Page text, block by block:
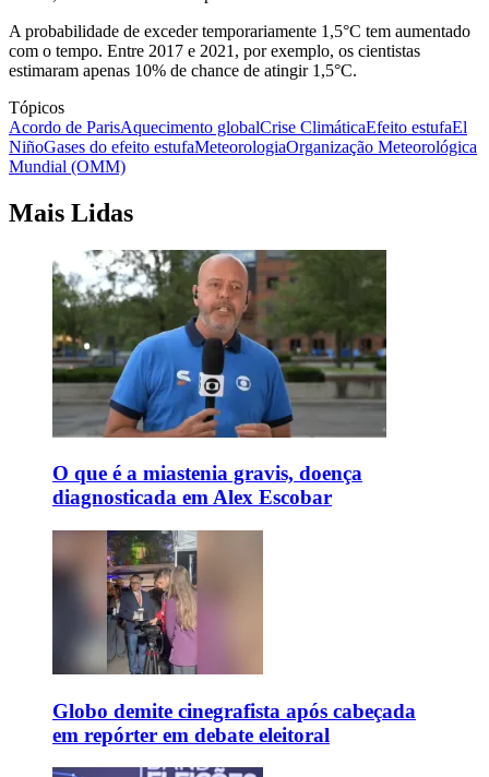
A probabilidade de exceder temporariamente 1,5°C tem aumentado
com o tempo. Entre 2017 e 2021, por exemplo, os cientistas
estimaram apenas 10% de chance de atingir 1,5°C.
Tópicos
Acordo de ParisAquecimento globalCrise ClimáticaEfeito estufaEl
NiñoGases do efeito estufaMeteorologiaOrganização Meteorológica
Mundial (OMM)
Mais Lidas
O que é a miastenia gravis, doença
diagnosticada em Alex Escobar
Globo demite cinegrafista após cabeçada
em repórter em debate eleitoral